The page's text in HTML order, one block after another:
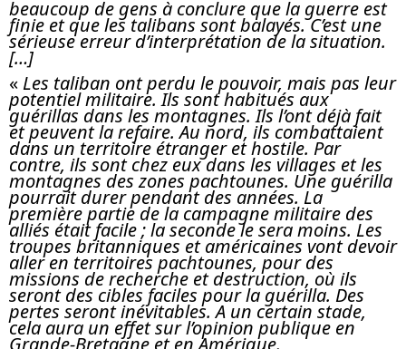
beaucoup de gens à conclure que la guerre est
finie et que les talibans sont balayés. C’est une
sérieuse erreur d’interprétation de la situation.
[…]
« Les taliban ont perdu le pouvoir, mais pas leur
potentiel militaire. Ils sont habitués aux
guérillas dans les montagnes. Ils l’ont déjà fait
et peuvent la refaire. Au nord, ils combattaient
dans un territoire étranger et hostile. Par
contre, ils sont chez eux dans les villages et les
montagnes des zones pachtounes. Une guérilla
pourrait durer pendant des années. La
première partie de la campagne militaire des
alliés était facile ; la seconde le sera moins. Les
troupes britanniques et américaines vont devoir
aller en territoires pachtounes, pour des
missions de recherche et destruction, où ils
seront des cibles faciles pour la guérilla. Des
pertes seront inévitables. A un certain stade,
cela aura un effet sur l’opinion publique en
Grande-Bretagne et en Amérique.